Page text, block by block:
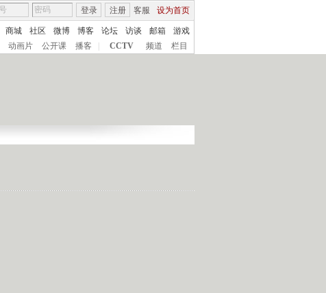
客服 设为首页
登录 注册
商城 社区 微博 博客 论坛 访谈 邮箱
游戏
动画片 公开课 播客 CCTV 频道 栏目